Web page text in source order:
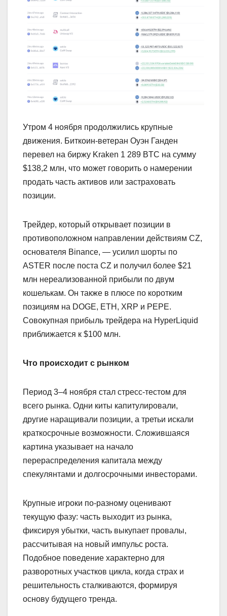
Утром 4 ноября продолжились крупные
движения. Биткоин-ветеран Оуэн Ганден
перевел на биржу Kraken 1 289 BTC на сумму
$138,2 млн, что может говорить о намерении
продать часть активов или застраховать
позиции.
Трейдер, который открывает позиции в
противоположном направлении действиям CZ,
основателя Binance, — усилил шорты по
ASTER после поста CZ и получил более $21
млн нереализованной прибыли по двум
кошелькам. Он также в плюсе по коротким
позициям на DOGE, ETH, XRP и PEPE.
Совокупная прибыль трейдера на HyperLiquid
приближается к $100 млн.
Что происходит с рынком
Период 3–4 ноября стал стресс-тестом для
всего рынка. Одни киты капитулировали,
другие наращивали позиции, а третьи искали
краткосрочные возможности. Сложившаяся
картина указывает на начало
перераспределения капитала между
спекулянтами и долгосрочными инвесторами.
Крупные игроки по-разному оценивают
текущую фазу: часть выходит из рынка,
фиксируя убытки, часть выкупает провалы,
рассчитывая на новый импульс роста.
Подобное поведение характерно для
разворотных участков цикла, когда страх и
решительность сталкиваются, формируя
основу будущего тренда.